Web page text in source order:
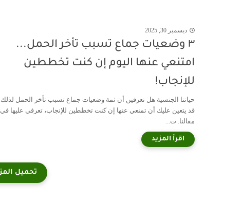
ديسمبر 30, 2025
٣ وضعيات جماع تسبب تأخر الحمل...
امتنعي عنها اليوم إن كنت تخططين
للإنجاب!
حياتنا الجنسية هل تعرفين أن ثمة وضعيات جماع تسبب تأخر الحمل لذلك
قد يتعين عليك أن تمنعي عنها إن كنت تخططين للإنجاب، تعرفي عليها في
مقالنا. ت...